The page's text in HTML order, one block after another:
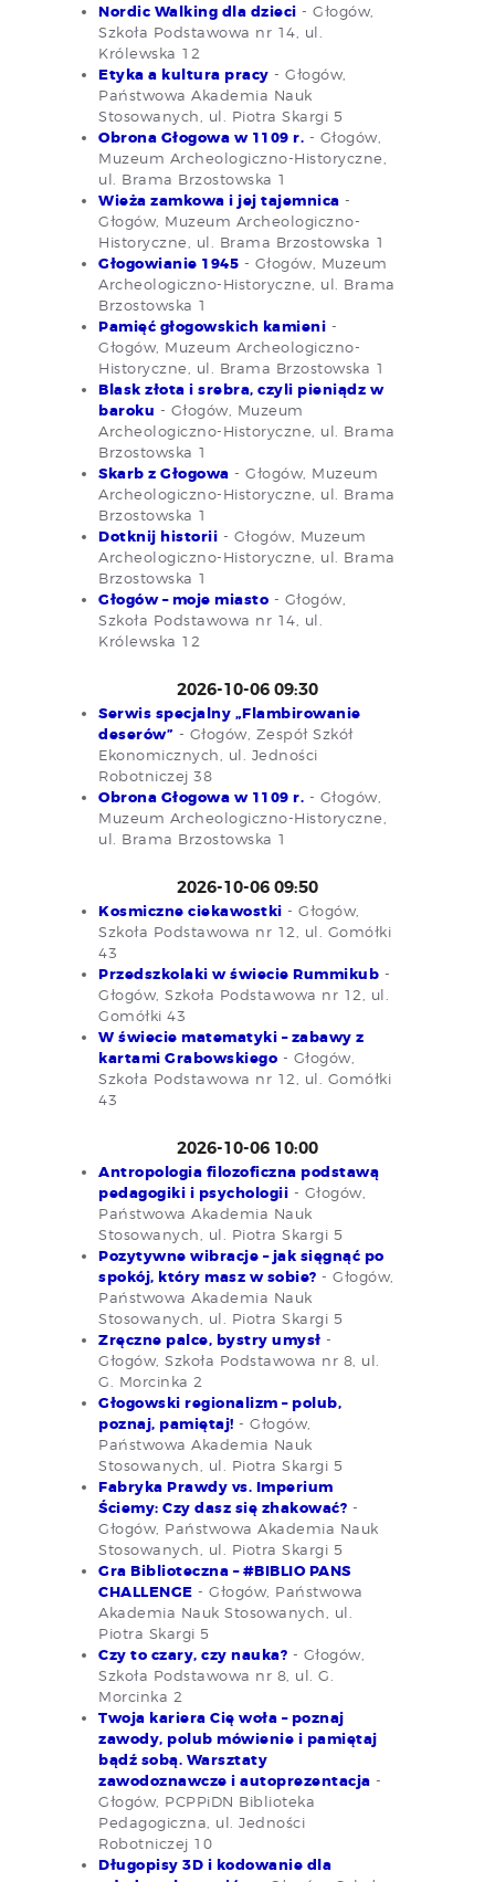
Nordic Walking dla dzieci - Głogów,
Szkoła Podstawowa nr 14, ul.
Królewska 12
Etyka a kultura pracy - Głogów,
Państwowa Akademia Nauk
Stosowanych, ul. Piotra Skargi 5
Obrona Głogowa w 1109 r. - Głogów,
Muzeum Archeologiczno-Historyczne,
ul. Brama Brzostowska 1
Wieża zamkowa i jej tajemnica -
Głogów, Muzeum Archeologiczno-
Historyczne, ul. Brama Brzostowska 1
Głogowianie 1945 - Głogów, Muzeum
Archeologiczno-Historyczne, ul. Brama
Brzostowska 1
Pamięć głogowskich kamieni -
Głogów, Muzeum Archeologiczno-
Historyczne, ul. Brama Brzostowska 1
Blask złota i srebra, czyli pieniądz w
baroku - Głogów, Muzeum
Archeologiczno-Historyczne, ul. Brama
Brzostowska 1
Skarb z Głogowa - Głogów, Muzeum
Archeologiczno-Historyczne, ul. Brama
Brzostowska 1
Dotknij historii - Głogów, Muzeum
Archeologiczno-Historyczne, ul. Brama
Brzostowska 1
Głogów – moje miasto - Głogów,
Szkoła Podstawowa nr 14, ul.
Królewska 12
2026-10-06 09:30
Serwis specjalny „Flambirowanie
deserów” - Głogów, Zespół Szkół
Ekonomicznych, ul. Jedności
Robotniczej 38
Obrona Głogowa w 1109 r. - Głogów,
Muzeum Archeologiczno-Historyczne,
ul. Brama Brzostowska 1
2026-10-06 09:50
Kosmiczne ciekawostki - Głogów,
Szkoła Podstawowa nr 12, ul. Gomółki
43
Przedszkolaki w świecie Rummikub -
Głogów, Szkoła Podstawowa nr 12, ul.
Gomółki 43
W świecie matematyki – zabawy z
kartami Grabowskiego - Głogów,
Szkoła Podstawowa nr 12, ul. Gomółki
43
2026-10-06 10:00
Antropologia filozoficzna podstawą
pedagogiki i psychologii - Głogów,
Państwowa Akademia Nauk
Stosowanych, ul. Piotra Skargi 5
Pozytywne wibracje – jak sięgnąć po
spokój, który masz w sobie? - Głogów,
Państwowa Akademia Nauk
Stosowanych, ul. Piotra Skargi 5
Zręczne palce, bystry umysł -
Głogów, Szkoła Podstawowa nr 8, ul.
G. Morcinka 2
Głogowski regionalizm – polub,
poznaj, pamiętaj! - Głogów,
Państwowa Akademia Nauk
Stosowanych, ul. Piotra Skargi 5
Fabryka Prawdy vs. Imperium
Ściemy: Czy dasz się zhakować? -
Głogów, Państwowa Akademia Nauk
Stosowanych, ul. Piotra Skargi 5
Gra Biblioteczna – #BIBLIO PANS
CHALLENGE - Głogów, Państwowa
Akademia Nauk Stosowanych, ul.
Piotra Skargi 5
Czy to czary, czy nauka? - Głogów,
Szkoła Podstawowa nr 8, ul. G.
Morcinka 2
Twoja kariera Cię woła – poznaj
zawody, polub mówienie i pamiętaj
bądź sobą. Warsztaty
zawodoznawcze i autoprezentacja -
Głogów, PCPPiDN Biblioteka
Pedagogiczna, ul. Jedności
Robotniczej 10
Długopisy 3D i kodowanie dla